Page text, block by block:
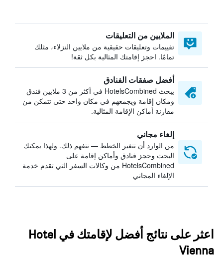
الملايين من التعليقات
تقييمات وتعليقات حقيقية من ملايين النزلاء، مثلك
تمامًا. احجز إقامتك المثالية بكل ثقة!
أفضل صفقات الفنادق
يبحث HotelsCombined في أكثر من 3 ملايين فندق
ومكان إقامة ويجمعهم في مكان واحد حتى تتمكن من
مقارنة أماكن الإقامة المثالية.
إلغاء مجاني
من الوارد أن تتغير الخطط — نتفهم ذلك. ولهذا يمكنك
البحث وحجز فنادق وأماكن إقامة على
HotelsCombined من وكالات السفر التي تقدم خدمة
الإلغاء المجاني
اعثر على نتائج أفضل لإقامتك في Hotel
Vienna